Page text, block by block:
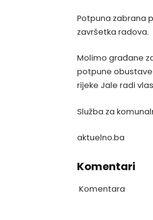
Potpuna zabrana
završetka radova.
Molimo građane
potpune
rijeke Jale radi
Služba za
aktuelno.ba
Komentari
Komentara